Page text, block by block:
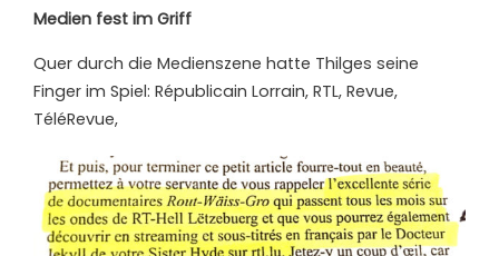
Medien fest im Griff
Quer durch die Medienszene hatte Thilges seine
Finger im Spiel: Républicain Lorrain, RTL, Revue,
TéléRevue,